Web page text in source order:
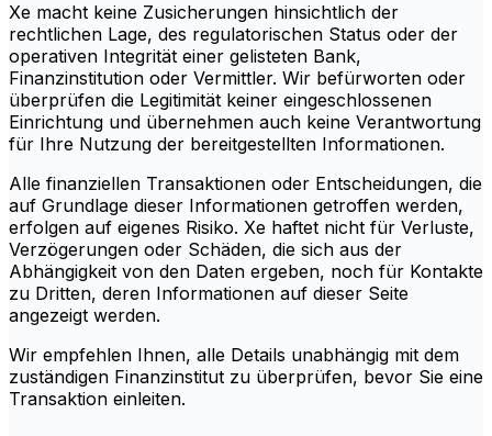
Xe macht keine Zusicherungen hinsichtlich der
rechtlichen Lage, des regulatorischen Status oder der
operativen Integrität einer gelisteten Bank,
Finanzinstitution oder Vermittler. Wir befürworten oder
überprüfen die Legitimität keiner eingeschlossenen
Einrichtung und übernehmen auch keine Verantwortung
für Ihre Nutzung der bereitgestellten Informationen.
Alle finanziellen Transaktionen oder Entscheidungen, die
auf Grundlage dieser Informationen getroffen werden,
erfolgen auf eigenes Risiko. Xe haftet nicht für Verluste,
Verzögerungen oder Schäden, die sich aus der
Abhängigkeit von den Daten ergeben, noch für Kontakte
zu Dritten, deren Informationen auf dieser Seite
angezeigt werden.
Wir empfehlen Ihnen, alle Details unabhängig mit dem
zuständigen Finanzinstitut zu überprüfen, bevor Sie eine
Transaktion einleiten.